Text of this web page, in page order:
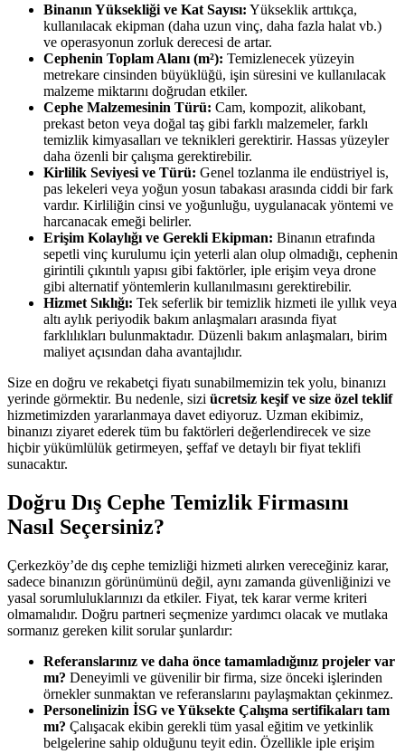
Binanın Yüksekliği ve Kat Sayısı: Yükseklik arttıkça,
kullanılacak ekipman (daha uzun vinç, daha fazla halat vb.)
ve operasyonun zorluk derecesi de artar.
Cephenin Toplam Alanı (m²): Temizlenecek yüzeyin
metrekare cinsinden büyüklüğü, işin süresini ve kullanılacak
malzeme miktarını doğrudan etkiler.
Cephe Malzemesinin Türü: Cam, kompozit, alikobant,
prekast beton veya doğal taş gibi farklı malzemeler, farklı
temizlik kimyasalları ve teknikleri gerektirir. Hassas yüzeyler
daha özenli bir çalışma gerektirebilir.
Kirlilik Seviyesi ve Türü: Genel tozlanma ile endüstriyel is,
pas lekeleri veya yoğun yosun tabakası arasında ciddi bir fark
vardır. Kirliliğin cinsi ve yoğunluğu, uygulanacak yöntemi ve
harcanacak emeği belirler.
Erişim Kolaylığı ve Gerekli Ekipman: Binanın etrafında
sepetli vinç kurulumu için yeterli alan olup olmadığı, cephenin
girintili çıkıntılı yapısı gibi faktörler, iple erişim veya drone
gibi alternatif yöntemlerin kullanılmasını gerektirebilir.
Hizmet Sıklığı: Tek seferlik bir temizlik hizmeti ile yıllık veya
altı aylık periyodik bakım anlaşmaları arasında fiyat
farklılıkları bulunmaktadır. Düzenli bakım anlaşmaları, birim
maliyet açısından daha avantajlıdır.
Size en doğru ve rekabetçi fiyatı sunabilmemizin tek yolu, binanızı
yerinde görmektir. Bu nedenle, sizi ücretsiz keşif ve size özel teklif
hizmetimizden yararlanmaya davet ediyoruz. Uzman ekibimiz,
binanızı ziyaret ederek tüm bu faktörleri değerlendirecek ve size
hiçbir yükümlülük getirmeyen, şeffaf ve detaylı bir fiyat teklifi
sunacaktır.
Doğru Dış Cephe Temizlik Firmasını
Nasıl Seçersiniz?
Çerkezköy’de dış cephe temizliği hizmeti alırken vereceğiniz karar,
sadece binanızın görünümünü değil, aynı zamanda güvenliğinizi ve
yasal sorumluluklarınızı da etkiler. Fiyat, tek karar verme kriteri
olmamalıdır. Doğru partneri seçmenize yardımcı olacak ve mutlaka
sormanız gereken kilit sorular şunlardır:
Referanslarınız ve daha önce tamamladığınız projeler var
mı? Deneyimli ve güvenilir bir firma, size önceki işlerinden
örnekler sunmaktan ve referanslarını paylaşmaktan çekinmez.
Personelinizin İSG ve Yüksekte Çalışma sertifikaları tam
mı? Çalışacak ekibin gerekli tüm yasal eğitim ve yetkinlik
belgelerine sahip olduğunu teyit edin. Özellikle iple erişim